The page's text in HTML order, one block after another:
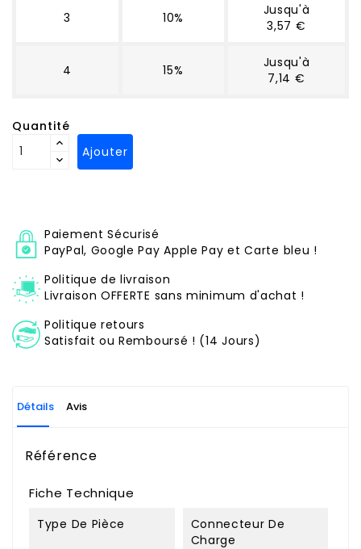
3 10%
Jusqu'à
3,57 €
4 15%
Jusqu'à
7,14 €
Quantité
Ajouter
Paiement Sécurisé
PayPal, Google Pay Apple Pay et Carte bleu !
Politique de livraison
Livraison OFFERTE sans minimum d'achat !
Politique retours
Satisfait ou Remboursé ! (14 Jours)
Détails Avis
Référence
Fiche Technique
Type De Pièce
Connecteur De
Charge